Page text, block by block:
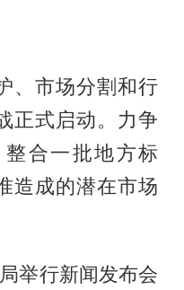
、市场分割和行
正式启动。力争
合一批地方标
造成的潜在市场
举行新闻发布会